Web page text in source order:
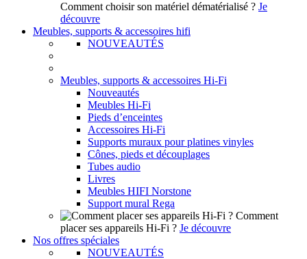
Comment choisir son matériel dématérialisé ? Je
découvre
Meubles, supports & accessoires hifi
NOUVEAUTÉS
Meubles, supports & accessoires Hi-Fi
Nouveautés
Meubles Hi-Fi
Pieds d’enceintes
Accessoires Hi-Fi
Supports muraux pour platines vinyles
Cônes, pieds et découplages
Tubes audio
Livres
Meubles HIFI Norstone
Support mural Rega
Comment
placer ses appareils Hi-Fi ? Je découvre
Nos offres spéciales
NOUVEAUTÉS